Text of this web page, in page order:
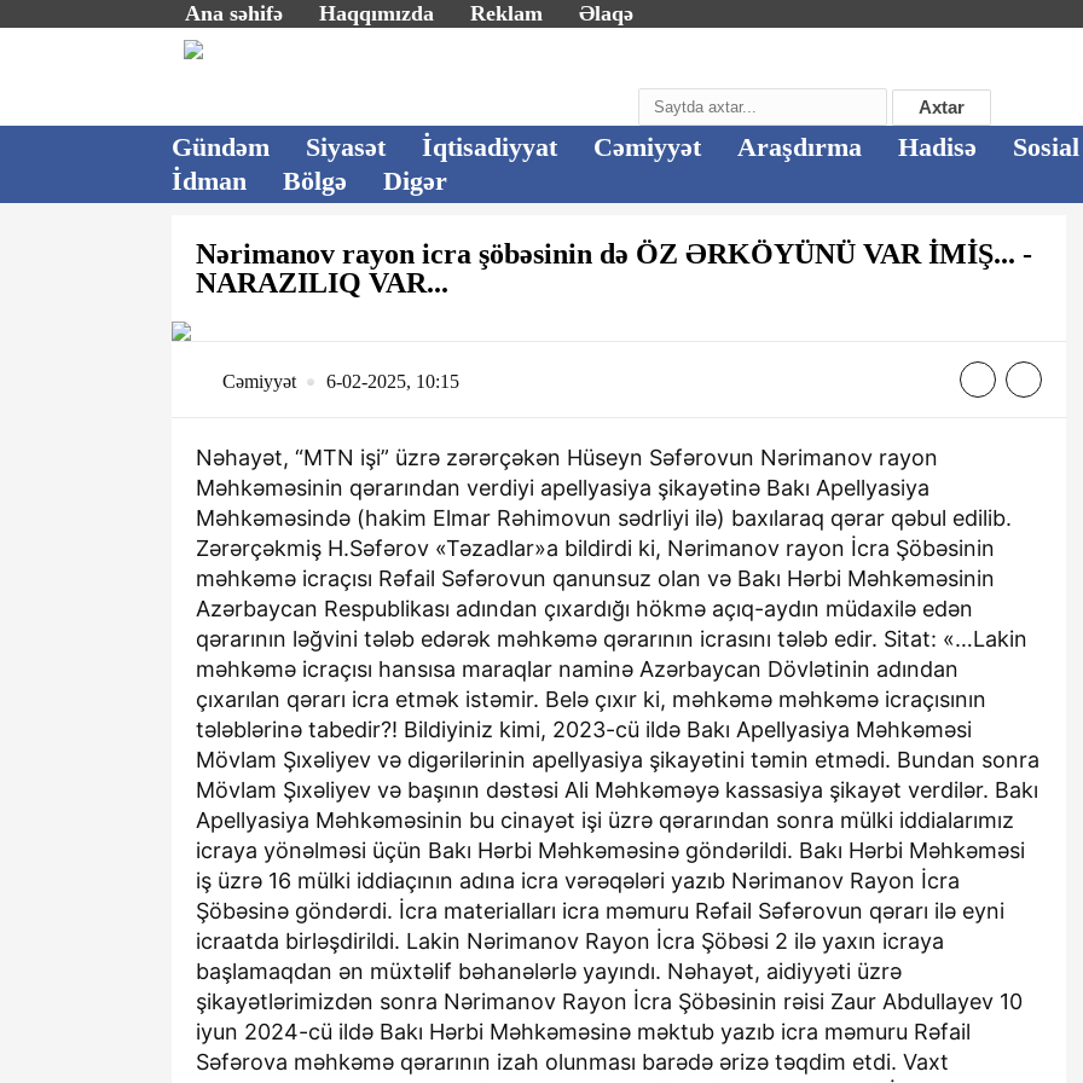
Ana səhifə Haqqımızda Reklam Əlaqə
Axtar
Gündəm Siyasət İqtisadiyyat Cəmiyyət Araşdırma Hadisə Sosial
İdman
Bölgə Digər
Nərimanov rayon icra şöbəsinin də ÖZ ƏRKÖYÜNÜ VAR İMİŞ... -
NARAZILIQ VAR...
Cəmiyyət 6-02-2025, 10:15
Nəhayət, “MTN işi” üzrə zərərçəkən Hüseyn Səfərovun Nərimanov rayon
Məhkəməsinin qərarından verdiyi apellyasiya şikayətinə Bakı Apellyasiya
Məhkəməsində (hakim Elmar Rəhimovun sədrliyi ilə) baxılaraq qərar qəbul edilib.
Zərərçəkmiş H.Səfərov «Təzadlar»a bildirdi ki, Nərimanov rayon İcra Şöbəsinin
məhkəmə icraçısı Rəfail Səfərovun qanunsuz olan və Bakı Hərbi Məhkəməsinin
Azərbaycan Respublikası adından çıxardığı hökmə açıq-aydın müdaxilə edən
qərarının ləğvini tələb edərək məhkəmə qərarının icrasını tələb edir. Sitat: «…Lakin
məhkəmə icraçısı hansısa maraqlar naminə Azərbaycan Dövlətinin adından
çıxarılan qərarı icra etmək istəmir. Belə çıxır ki, məhkəmə məhkəmə icraçısının
tələblərinə tabedir?! Bildiyiniz kimi, 2023-cü ildə Bakı Apellyasiya Məhkəməsi
Mövlam Şıxəliyev və digərilərinin apellyasiya şikayətini təmin etmədi. Bundan sonra
Mövlam Şıxəliyev və başının dəstəsi Ali Məhkəməyə kassasiya şikayət verdilər. Bakı
Apellyasiya Məhkəməsinin bu cinayət işi üzrə qərarından sonra mülki iddialarımız
icraya yönəlməsi üçün Bakı Hərbi Məhkəməsinə göndərildi. Bakı Hərbi Məhkəməsi
iş üzrə 16 mülki iddiaçının adına icra vərəqələri yazıb Nərimanov Rayon İcra
Şöbəsinə göndərdi. İcra materialları icra məmuru Rəfail Səfərovun qərarı ilə eyni
icraatda birləşdirildi. Lakin Nərimanov Rayon İcra Şöbəsi 2 ilə yaxın icraya
başlamaqdan ən müxtəlif bəhanələrlə yayındı. Nəhayət, aidiyyəti üzrə
şikayətlərimizdən sonra Nərimanov Rayon İcra Şöbəsinin rəisi Zaur Abdullayev 10
iyun 2024-cü ildə Bakı Hərbi Məhkəməsinə məktub yazıb icra məmuru Rəfail
Səfərova məhkəmə qərarının izah olunması barədə ərizə təqdim etdi. Vaxt